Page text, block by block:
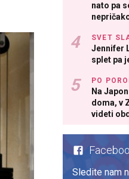
nato pa
SVET
Jennifer
splet pa
PO
Na
doma, v
videti
Sledite nam